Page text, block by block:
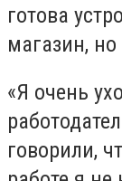
готова
магазин,
«Я очень
говорили,